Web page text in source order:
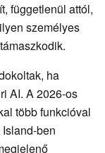
függetlenül attól,
személyes
ha
AI. A 2026-os
több funkcióval
ben